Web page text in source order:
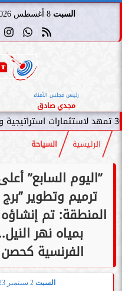
السبت 8 أغسطس 2026
رئيس مجلس الأمناء
مجدي صادق
الرئيسية السياحة
”اليوم السابع”
ترميم وتطوير
المنطقة: تم
بمياه نهر
الفرنسية
السبت 2 سبتمبر 2023